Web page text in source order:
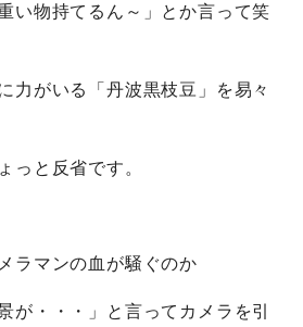
い物持てるん～」とか言って笑
力がいる「丹波黒枝豆」を易々
っと反省です。
ラマンの血が騒ぐのか
が・・・」と言ってカメラを引